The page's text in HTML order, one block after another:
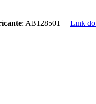
: AB128501
Link do